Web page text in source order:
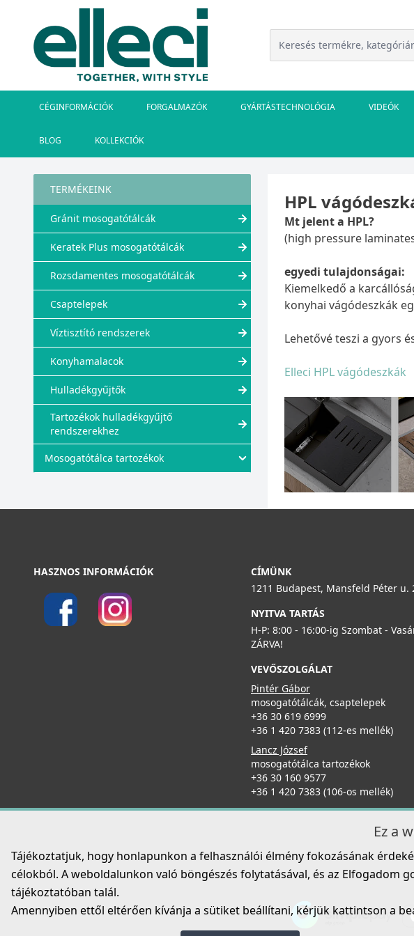
CÉGINFORMÁCIÓK FORGALMAZÓK GYÁRTÁSTECHNOLÓGIA VIDEÓK
BLOG KOLLEKCIÓK
TERMÉKEINK
Gránit mosogatótálcák
Keratek Plus mosogatótálcák
Rozsdamentes mosogatótálcák
Csaptelepek
Víztisztító rendszerek
Konyhamalacok
Hulladékgyűjtők
Tartozékok hulladékgyűjtő
rendszerekhez
Mosogatótálca tartozékok
HPL
Mt jelent a HPL?
(high pressure
egyedi tulajdonságai:
Kiemelkedő a
konyhai vágódeszkák
Lehetővé teszi a gyors
Elleci HPL vágódeszkák
HASZNOS INFORMÁCIÓK
CÍMÜNK
1211 Budapest, Mansfeld Péter u.
NYITVA TARTÁS
H-P: 8:00 - 16:00-ig Szombat -
ZÁRVA!
VEVŐSZOLGÁLAT
Pintér Gábor
mosogatótálcák, csaptelepek
+36 30 619 6999
+36 1 420 7383 (112-es mellék)
Lancz József
mosogatótálca tartozékok
+36 30 160 9577
+36 1 420 7383 (106-os mellék)
Ez a
Tájékoztatjuk, hogy honlapunkon a felhasználói élmény fokozásának
célokból. A weboldalunkon való böngészés folytatásával, és az Elfogadom
tájékoztatóban talál.
Amennyiben ettől eltérően kívánja a sütiket beállítani, kérjük kattintson a